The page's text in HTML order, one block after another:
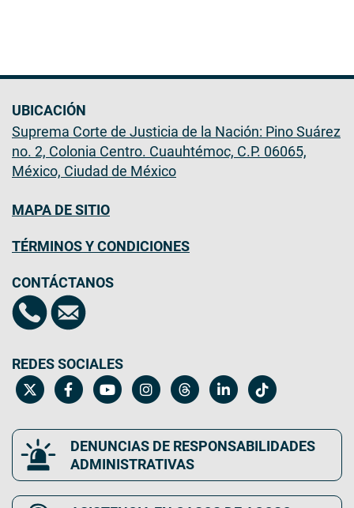
UBICACIÓN
Suprema Corte de Justicia de la Nación: Pino Suárez
no. 2, Colonia Centro. Cuauhtémoc, C.P. 06065,
México, Ciudad de México
MAPA DE SITIO
TÉRMINOS Y CONDICIONES
CONTÁCTANOS
REDES SOCIALES
DENUNCIAS DE RESPONSABILIDADES
ADMINISTRATIVAS